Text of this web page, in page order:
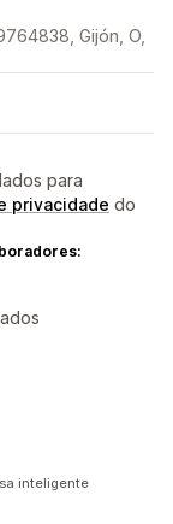
Gijón, O,
para
privacidade do
inteligente